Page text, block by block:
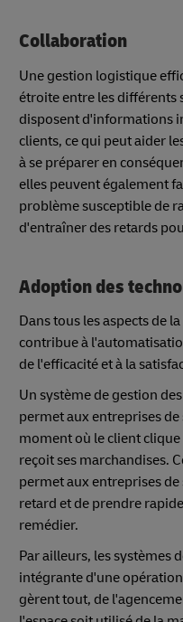
Collaboration
Une gestion logistique
étroite entre les différents
disposent d'informations
clients, ce qui peut aider
à se préparer en
elles peuvent également
problème susceptible de
d'entraîner des retards
Adoption des
Dans tous les aspects de
contribue à
de l'efficacité et à la
Un système de gestion
permet aux entreprises
moment où le client
reçoit ses marchandises.
permet aux entreprises
retard et de prendre
remédier.
Par ailleurs, les systèmes
intégrante d'une
gèrent tout, de